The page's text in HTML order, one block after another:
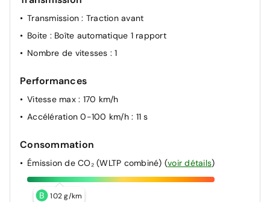
Transmission: Traction avant
Boite : Boîte automatique 1 rapport
Nombre de vitesses : 1
Performances
Vitesse max : 170 km/h
Accélération 0-100 km/h : 11 s
Consommation
Émission de CO₂ (WLTP combiné) (voir détails)
B 102 g/km